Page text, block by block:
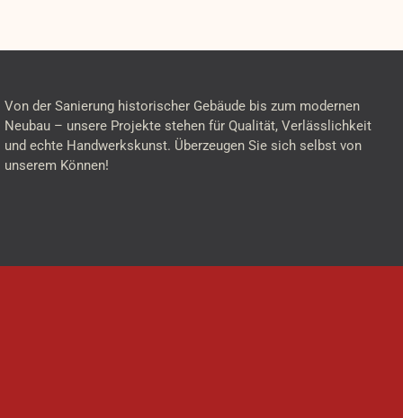
Von der Sanierung historischer Gebäude bis zum modernen
Neubau – unsere Projekte stehen für Qualität, Verlässlichkeit
und echte Handwerkskunst. Überzeugen Sie sich selbst von
unserem Können!